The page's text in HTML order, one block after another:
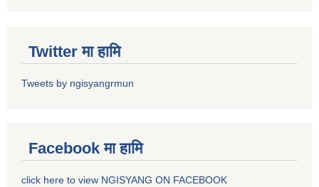
Twitter मा हामि
Tweets by ngisyangrmun
Facebook मा हामि
click here to view NGISYANG ON FACEBOOK